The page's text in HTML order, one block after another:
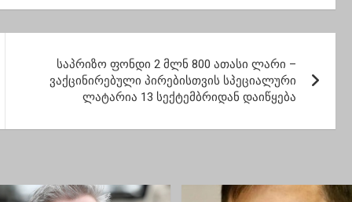
არაფორმალურ
საპრიზო ფონდი 2 მლნ 800 ათასი ლარი –
ვაქცინირებული პირებისთვის სპეციალური
ლატარია 13 სექტემბრიდან დაიწყება